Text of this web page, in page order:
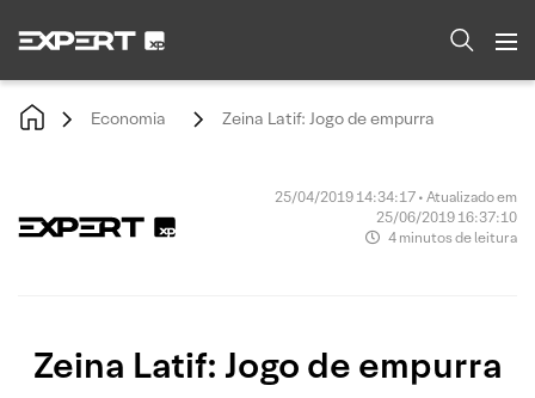
Economia Zeina Latif: Jogo de empurra
25/04/2019 14:34:17 • Atualizado em
25/06/2019 16:37:10
4 minutos de leitura
Zeina Latif: Jogo de empurra